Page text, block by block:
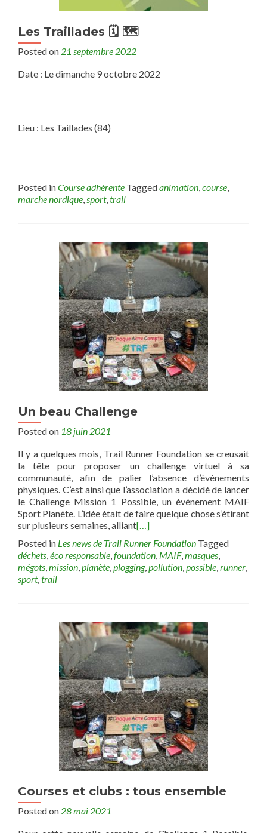
Les Traillades 🗓 🗺
Posted on 21 septembre 2022
Date : Le dimanche 9 octobre 2022
Lieu : Les Taillades (84)
Posted inCourse adhérente Taggedanimation,course,
marche nordique,sport,trail
Un beau Challenge
Posted on 18 juin 2021
Il y a quelques mois, Trail Runner Foundation se creusait
la tête pour proposer un challenge virtuel à sa
communauté, afin de palier l’absence d’événements
physiques. C’est ainsi que l’association a décidé de lancer
le Challenge Mission 1 Possible, un événement MAIF
Sport Planète. L’idée était de faire quelque chose s’étirant
sur plusieurs semaines, alliant[…]
Posted in Les news de Trail Runner Foundation Tagged
déchets,éco responsable,foundation, MAIF,masques,
mégots,mission,planète,plogging,pollution,possible,runner,
sport,trail
Courses et clubs : tous ensemble
Posted on 28 mai 2021